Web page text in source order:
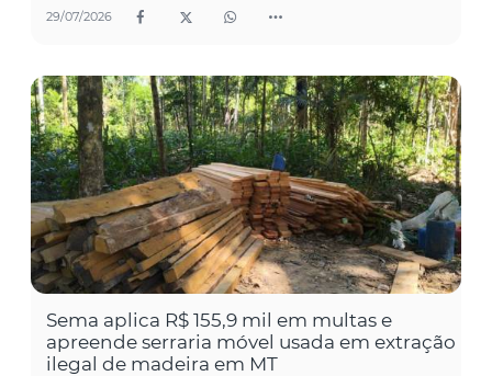
29/07/2026
Sema aplica R$ 155,9 mil em multas e
apreende serraria móvel usada em extração
ilegal de madeira em MT